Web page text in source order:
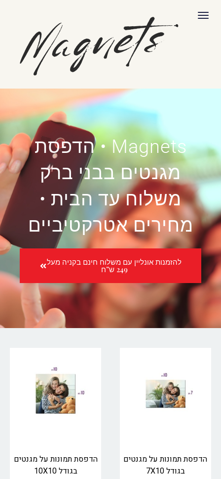
תפריט
Magnets • הדפסת
מגנטים בבני ברק
משלוח עד הבית •
מחירים אטרקטיביים
להזמנות אונליין עם משלוח חינם בקניה מעל
249 ש”ח
הדפסת תמונות על מגנטים
בגודל 7X10
הדפסת תמונות על מגנטים
בגודל 10X10